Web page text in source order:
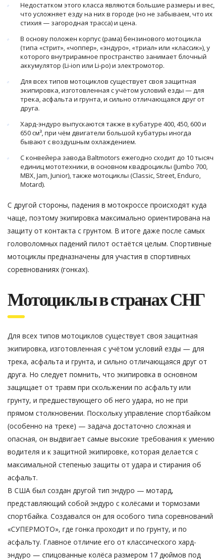
Недостатком этого класса являются большие размеры и вес,
что усложняет езду на них в городе (но не забываем, что их
стихия — загородная трасса) и цена.
В основу положен корпус (рама) бензинового мотоцикла
(типа «стрит», «чоппер», «эндуро», «триал» или «классик»), у
которого внутрирамное пространство занимает блочный
аккумулятор (Li-ion или Li-po) и электромотор.
Для всех типов мотоциклов существует своя защитная
экипировка, изготовленная с учётом условий езды — для
трека, асфальта и грунта, и сильно отличающаяся друг от
друга.
Хард-эндуро выпускаются также в кубатуре 400, 450, 600 и
650 см³, при чём двигатели большой кубатуры иногда
бывают с воздушным охлаждением.
С конвейера завода Baltmotors ежегодно сходит до 10 тысяч
единиц мототехники, в основном квадроциклы (Jumbo 700,
MBX, Jam, Junior), также мотоциклы (Classic, Street, Enduro,
Motard).
С другой стороны, падения в мотокроссе происходят куда
чаще, поэтому экипировка максимально ориентирована на
защиту от контакта с грунтом. В итоге даже после самых
головоломных падений пилот остаётся целым. Спортивные
мотоциклы предназначены для участия в спортивных
соревнованиях (гонках).
Мотоциклы в странах СНГ
Для всех типов мотоциклов существует своя защитная
экипировка, изготовленная с учётом условий езды — для
трека, асфальта и грунта, и сильно отличающаяся друг от
друга. Но следует помнить, что экипировка в основном
защищает от травм при скольжении по асфальту или
грунту, и предшествующего об него удара, но не при
прямом столкновении. Поскольку управление спортбайком
(особенно на треке) — задача достаточно сложная и
опасная, он выдвигает самые высокие требования к умению
водителя и к защитной экипировке, которая делается с
максимальной степенью защиты от удара и стирания об
асфальт.
В США был создан другой тип эндуро — мотард,
представляющий собой эндуро с колёсами и тормозами
спортбайка. Создавался он для особого типа соревнований
«СУПЕРМОТО», где гонка проходит и по грунту, и по
асфальту. Главное отличие его от классического хард-
эндуро — спицованные колёса размером 17 дюймов под